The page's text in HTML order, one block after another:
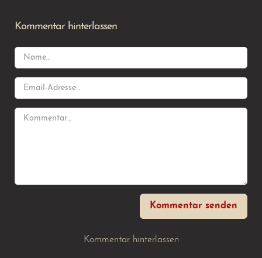
Kommentar hinterlassen
Kommentar senden
Kommentar hinterlassen